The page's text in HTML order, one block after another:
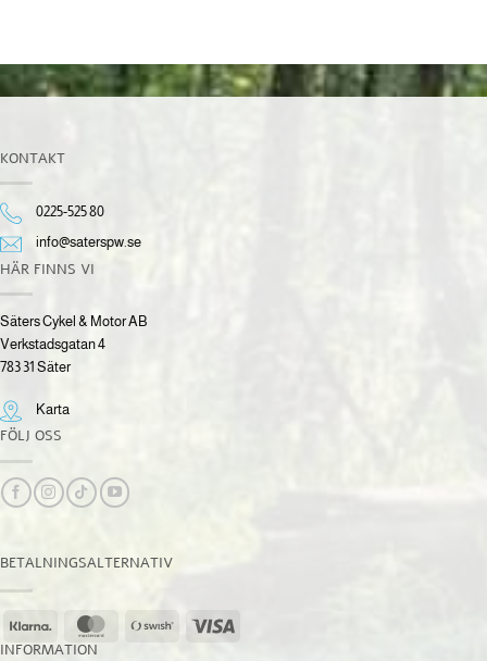
KONTAKT
0225-525 80
info@saterspw.se
HÄR FINNS VI
Säters Cykel & Motor AB
Verkstadsgatan 4
783 31 Säter
Karta
FÖLJ OSS
BETALNINGSALTERNATIV
Klarna MasterCardSwish
INFORMATION